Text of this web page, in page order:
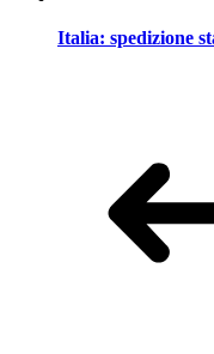
Italia: spedizione